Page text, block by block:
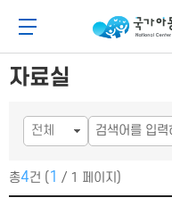
로
가
기
로
가
기
메뉴 버튼
아동이 행복
자료실
총4건 ( 1 / 1 페이지)